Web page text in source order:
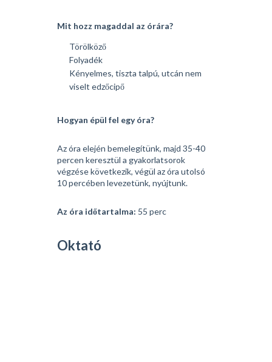
Mit hozz magaddal az órára?
Törölköző
Folyadék
Kényelmes, tiszta talpú, utcán nem
viselt edzőcipő
Hogyan épül fel egy óra?
Az óra elején bemelegítünk, majd 35-40
percen keresztül a gyakorlatsorok
végzése következik, végül az óra utolsó
10 percében levezetünk, nyújtunk.
Az óra időtartalma: 55 perc
Oktató